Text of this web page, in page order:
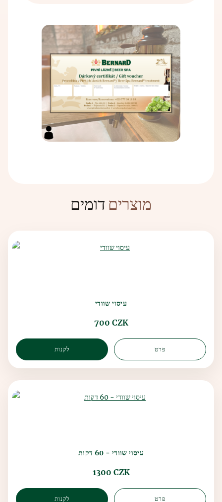
מוצרים דומים
עיסוי שוודי
700 CZK
לקנות פרט
עיסוי שוודי - 60 דקות
1300 CZK
לקנות פרט
הקשר בין בירה לאמבטיות ידוע רשמית מהימי הביניים, כאשר
מהמקורות התבססה ההכרה בהשפעות המועילות של אמבטיות
בירה. השפעות המניעה של אמבטיות בירה כבר התגלו בתקופה זו.
תהליך הייצור נשאר ללא שינוי במשך מאות שנים – הכל מתחיל
בטחינת המלוט ואחריה בישול הבירה. לאחר מכן מתקרר התירוש
ומשתמשים בשמרים מושרים, ואחר כך מתבצעת התסיסה הראשית.
הבירה החצי-מוכנה מונחת במכלי בירה שם הבירה שוכבת
ומתבגרת. לאחר שהבירה התבגרה, היא עוברת סינון מינרלי
ומיקרוביולוגי. כאן מתמלאים בשמחה כל חובבי הבירה, שכן לאחר
תהליכים אלה הבירה מתמזגת לבקבוקים ונשלחת.